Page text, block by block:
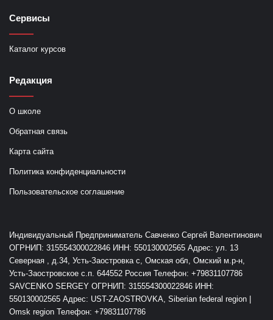
Сервисы
Каталог курсов
Редакция
О школе
Обратная связь
Карта сайта
Политика конфиденциальности
Пользовательское соглашение
Индивидуальный Предприниматель Савченко Сергей Валентинович
ОГРНИП: 315554300022846 ИНН: 550130002565 Адрес: ул. 13
Северная , д.34, Усть-Заостровка с, Омская обл, Омский м.р-н,
Усть-Заостровское с.п. 644552 Россия Телефон: +79831107786
SAVCENKO SERGEY ОГРНИП: 315554300022846 ИНН:
550130002565 Адрес: UST-ZAOSTROVKA, Siberian federal region |
Omsk region Телефон: +79831107786